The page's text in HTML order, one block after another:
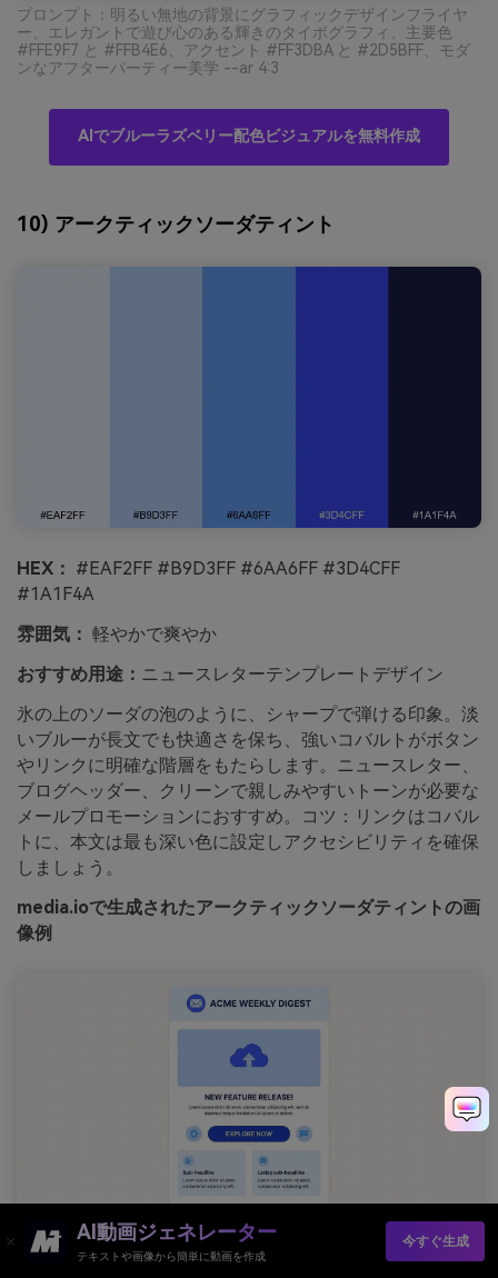
プロンプト：明るい無地の背景にグラフィックデザインフライヤ
ー、エレガントで遊び心のある輝きのタイポグラフィ、主要色
#FFE9F7 と #FFB4E6、アクセント #FF3DBA と #2D5BFF、モダ
ンなアフターパーティー美学 --ar 4:3
AIでブルーラズベリー配色ビジュアルを無料作成
10) アークティックソーダティント
HEX： #EAF2FF #B9D3FF #6AA6FF #3D4CFF
#1A1F4A
雰囲気： 軽やかで爽やか
おすすめ用途： ニュースレターテンプレートデザイン
氷の上のソーダの泡のように、シャープで弾ける印象。淡
いブルーが長文でも快適さを保ち、強いコバルトがボタン
やリンクに明確な階層をもたらします。ニュースレター、
ブログヘッダー、クリーンで親しみやすいトーンが必要な
メールプロモーションにおすすめ。コツ：リンクはコバル
トに、本文は最も深い色に設定しアクセシビリティを確保
しましょう。
media.ioで生成されたアークティックソーダティントの画
像例
プロンプト：無地の背景に2Dメールニュースレターテンプレート
AI動画ジェネレーター
テキストや画像から簡単に動画を作成
今すぐ生成